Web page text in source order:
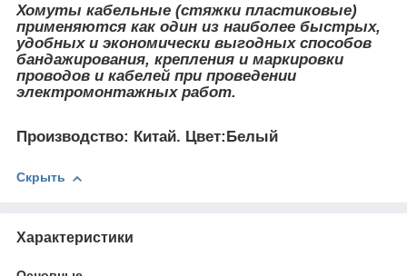
Хомуты кабельные (стяжки пластиковые)
применяются как один из наиболее быстрых,
удобных и экономически выгодных способов
бандажирования, крепления и маркировки
проводов и кабелей при проведении
электромонтажных работ.
Производство: Китай. Цвет:Белый
Скрыть
Характеристики